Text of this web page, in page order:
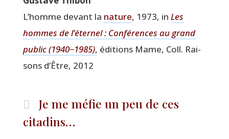
L’homme devant la nature, 1973, in Les
hommes de l’é­ter­nel : Confé­rences au grand
public (1940−1985), édi­tions Mame, Coll. Rai­
sons d’Être, 2012
Je me méfie un peu de ces
citadins…